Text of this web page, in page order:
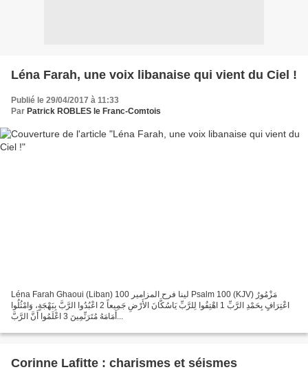
Léna Farah, une voix libanaise qui vient du Ciel !
Publié le 29/04/2017 à 11:33
Par Patrick ROBLES le Franc-Comtois
Léna Farah Ghaoui (Liban) لينا فرح ﺍﻟﻤﺰﺍﻣﻴﺮ 100 Psalm 100 (KJV) مَزْمُورُ
اعْتِرَافٍ بِحَمْدِ الرَّبِّ 1 اهْتِفُوا لِلرَّبِّ يَاسُكَّانَ الأَرْضِ جَمِيعاً 2 اعْبُدُوا الرَّبَّ بِبَهْجَةٍ، وَامْثُلُوا
أَمَامَهُ مُتَرَنِّمِينَ 3 اعْلَمُوا أَنَّ الرَّبَّ...
Corinne Lafitte : charismes et séismes